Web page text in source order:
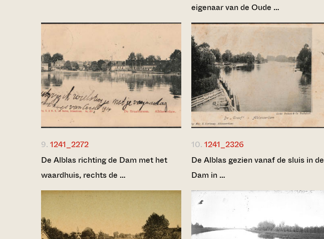
eigenaar van de Oude …
9. 1241_2272
De Alblas richting de Dam met het
waardhuis, rechts de …
10. 1241_2326
De Alblas gezien vanaf de sluis in de
Dam in …